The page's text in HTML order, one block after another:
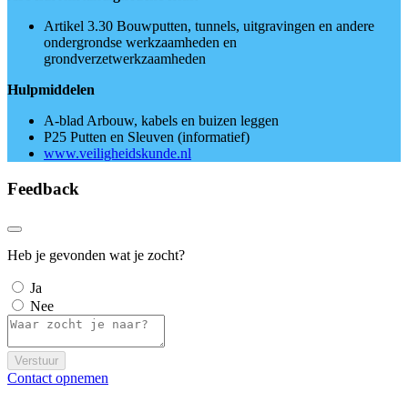
Artikel 3.30 Bouwputten, tunnels, uitgravingen en andere
ondergrondse werkzaamheden en
grondverzetwerkzaamheden
Hulpmiddelen
A-blad Arbouw, kabels en buizen leggen
P25 Putten en Sleuven (informatief)
www.veiligheidskunde.nl
Feedback
Heb je gevonden wat je zocht?
Ja
Nee
Verstuur
Contact opnemen